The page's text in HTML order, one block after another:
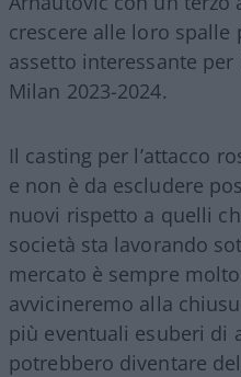
crescere alle loro spalle
assetto interessante per
Milan 2023-2024.
Il casting per l’attacco
e non è da escludere
nuovi rispetto a quelli
società sta lavorando
mercato è sempre
avvicineremo alla
più eventuali esuberi di
potrebbero diventare